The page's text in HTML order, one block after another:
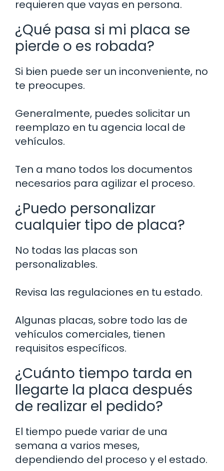
requieren que vayas en persona.
¿Qué pasa si mi placa se
pierde o es robada?
Si bien puede ser un inconveniente, no
te preocupes.
Generalmente, puedes solicitar un
reemplazo en tu agencia local de
vehículos.
Ten a mano todos los documentos
necesarios para agilizar el proceso.
¿Puedo personalizar
cualquier tipo de placa?
No todas las placas son
personalizables.
Revisa las regulaciones en tu estado.
Algunas placas, sobre todo las de
vehículos comerciales, tienen
requisitos específicos.
¿Cuánto tiempo tarda en
llegarte la placa después
de realizar el pedido?
El tiempo puede variar de una
semana a varios meses,
dependiendo del proceso y el estado.